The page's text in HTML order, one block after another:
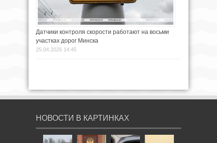
Датчики контроля скорости работают на восьми
участках дорог Минска
25.04.2026 14:45
НОВОСТИ В КАРТИНКАХ